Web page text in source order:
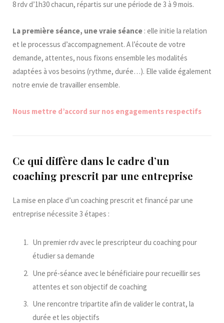
8 rdv d’1h30 chacun, répartis sur une période de 3 à 9 mois.
La première séance, unevraie séance : elle initie la relation
et le processus d’accompagnement. A l’écoute de votre
demande, attentes, nous fixons ensemble les modalités
adaptées à vos besoins (rythme, durée…). Elle valide également
notre envie de travailler ensemble.
Nous mettre d’accord sur nos engagements respectifs
Ce qui diffère dans le cadre d’un
coaching prescrit par une entreprise
La mise en place d’un coaching prescrit et financé par une
entreprise nécessite 3 étapes :
Un premier rdv avec le prescripteur du coaching pour
étudier sa demande
Une pré-séance avec le bénéficiaire pour recueillir ses
attentes et son objectif de coaching
Une rencontre tripartite afin de valider le contrat, la
durée et les objectifs